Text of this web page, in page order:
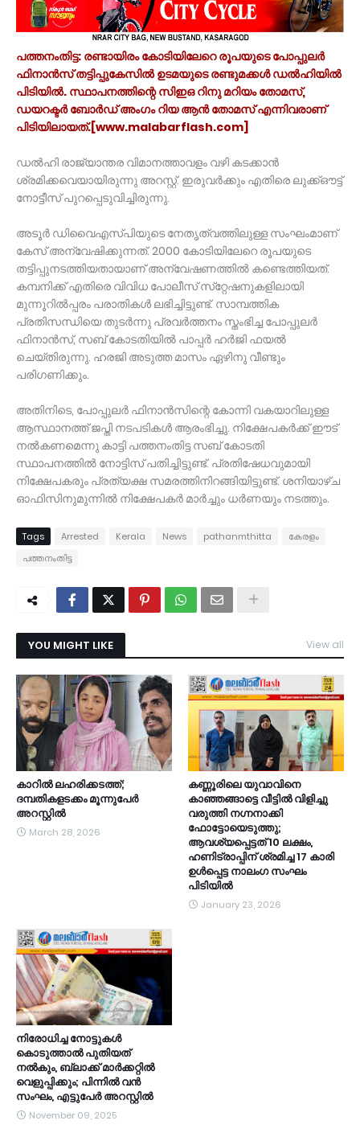
പത്തനംതിട്ട: രണ്ടായിരം കോടിയിലേറെ രൂപയുടെ പോപ്പുലര്‍
ഫിനാന്‍സ് തട്ടിപ്പുകേസില്‍ ഉടമയുടെ രണ്ടുമക്കള്‍ ഡല്‍ഹിയില്‍
പിടിയില്‍. സ്ഥാപനത്തിന്റെ സിഇഒ റിനു മറിയം തോമസ്,
ഡയറക്ടര്‍ ബോര്‍ഡ് അംഗം റിയ ആന്‍ തോമസ് എന്നിവരാണ്
പിടിയിലായത്.[www.malabarflash.com]
ഡല്‍ഹി രാജ്യാന്തര വിമാനത്താവളം വഴി കടക്കാന്‍
ശ്രമിക്കവെയായിരുന്നു അറസ്റ്റ്. ഇരുവര്‍ക്കും എതിരെ ലുക്ക്ഔട്ട്
നോട്ടീസ് പുറപ്പെടുവിച്ചിരുന്നു.
അടൂര്‍ ഡിവൈഎസ്പിയുടെ നേതൃത്വത്തിലുള്ള സംഘംമാണ്
കേസ് അന്വേഷിക്കുന്നത്. 2000 കോടിയിലേറെ രൂപയുടെ
തട്ടിപ്പുനടത്തിയതായാണ് അന്വേഷണത്തില്‍ കണ്ടെത്തിയത്.
കമ്പനിക്ക് എതിരെ വിവിധ പോലീസ് സ്‌റ്റേഷനുകളിലായി
മുന്നൂറില്‍പ്പരം പരാതികള്‍ ലഭിച്ചിട്ടുണ്ട്. സാമ്പത്തിക
പ്രതിസന്ധിയെ തുടര്‍ന്നു പ്രവര്‍ത്തനം സ്തംഭിച്ച പോപ്പുലര്‍
ഫിനാന്‍സ്, സബ് കോടതിയില്‍ പാപ്പര്‍ ഹര്‍ജി ഫയല്‍
ചെയ്തിരുന്നു. ഹരജി അടുത്ത മാസം ഏഴിനു വീണ്ടും
പരിഗണിക്കും.
അതിനിടെ, പോപ്പുലര്‍ ഫിനാന്‍സിന്റെ കോന്നി വകയാറിലുള്ള
ആസ്ഥാനത്ത് ജപ്തി നടപടികള്‍ ആരംഭിച്ചു. നിക്ഷേപകര്‍ക്ക് ഈട്
നല്‍കണമെന്നു കാട്ടി പത്തനംതിട്ട സബ് കോടതി
സ്ഥാപനത്തില്‍ നോട്ടിസ് പതിച്ചിട്ടുണ്ട്. പ്രതിഷേധവുമായി
നിക്ഷേപകരും പ്രത്യക്ഷ സമരത്തിനിറങ്ങിയിട്ടുണ്ട്. ശനിയാഴ്ച
ഓഫിസിനുമുന്നില്‍ നിക്ഷേപകര്‍ മാര്‍ച്ചും ധര്‍ണയും നടത്തും.
Tags Arrested Kerala News pathanmthitta
കേരളം
പ​ത്ത​നം​തി​ട്ട
YOU MIGHT LIKE View all
കാറിൽ ലഹരിക്കടത്ത്;
ദമ്പതികളടക്കം മൂന്നുപേർ
അറസ്റ്റിൽ
March 28, 2026
കണ്ണൂരിലെ യുവാവിനെ
കാഞ്ഞങ്ങാട്ടെ വീട്ടിൽ വിളിച്ചു
വരുത്തി നഗ്നനാക്കി
ഫോട്ടോയെടുത്തു;
ആവശ്യപ്പെട്ടത് 10 ലക്ഷം,
ഹണിട്രാപ്പിന് ശ്രമിച്ച 17 കാരി
ഉൾപ്പെട്ട നാലംഗ സംഘം
പിടിയിൽ
January 23, 2026
നിരോധിച്ച നോട്ടുകൾ
കൊടുത്താൽ പുതിയത്
നൽകും, ബ്ലാക്ക് മാർക്കറ്റിൽ
വെളുപ്പിക്കും; പിന്നിൽ വൻ
സംഘം, എട്ടുപേർ അറസ്റ്റിൽ
November 09, 2025